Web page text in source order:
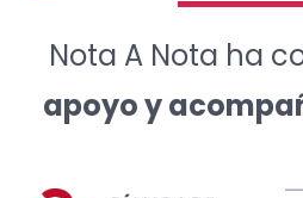
Nota A Nota ha
apoyo y